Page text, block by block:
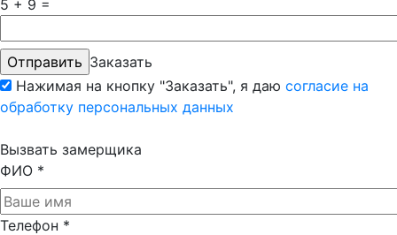
5 + 9 =
Заказать
Нажимая на кнопку "Заказать", я даю согласие на
обработку персональных данных
Вызвать замерщика
ФИО *
Телефон *